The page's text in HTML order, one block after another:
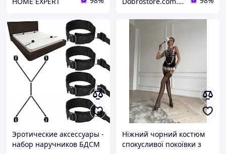
Эротические аксессуары -
набор наручников БДСМ
Ніжний чорний костюм
спокусливої покоївки з